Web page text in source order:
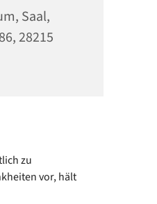
Saal,
28215
zu
vor, hält